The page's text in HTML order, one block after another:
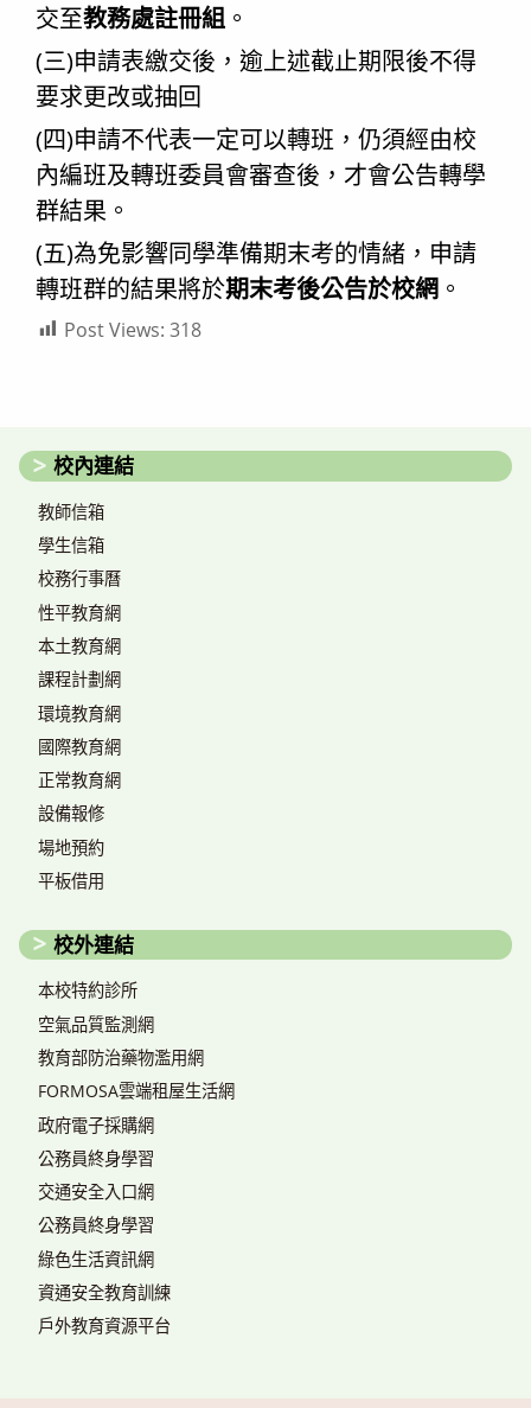
交至教務處註冊組 。
(三)申請表繳交後，逾上述截止期限後不得
要求更改或抽回
(四)申請不代表一定可以轉班，仍須經由校
內編班及轉班委員會審查後，才會公告轉學
群結果。
(五)為免影響同學準備期末考的情緒，申請
轉班群的結果將於期末考後公告於校網 。
Post Views: 318
校內連結
教師信箱
學生信箱
校務行事曆
性平教育網
本土教育網
課程計劃網
環境教育網
國際教育網
正常教育網
設備報修
場地預約
平板借用
校外連結
本校特約診所
空氣品質監測網
教育部防治藥物濫用網
FORMOSA雲端租屋生活網
政府電子採購網
公務員終身學習
交通安全入口網
公務員終身學習
綠色生活資訊網
資通安全教育訓練
戶外教育資源平台